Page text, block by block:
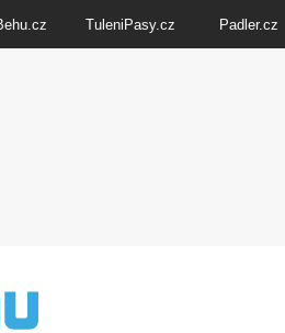
TuleniPasy.cz Padler.cz